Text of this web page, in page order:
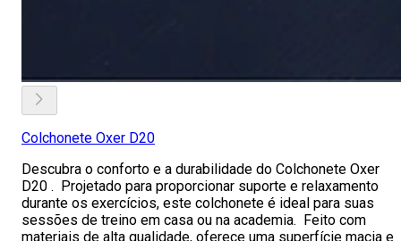
Colchonete Oxer D20
Descubra o conforto e a durabilidade do Colchonete Oxer
D20 . Projetado para proporcionar suporte e relaxamento
durante os exercícios, este colchonete é ideal para suas
sessões de treino em casa ou na academia. Feito com
materiais de alta qualidade, oferece uma superfície macia e